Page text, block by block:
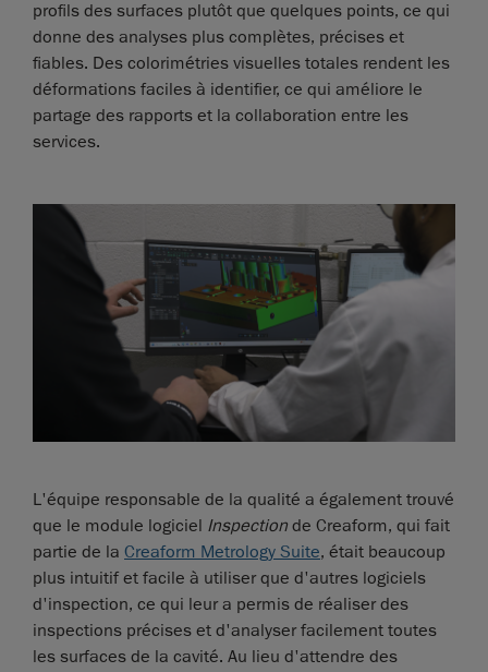
profils des surfaces plutôt que quelques points, ce qui
donne des analyses plus complètes, précises et
fiables. Des colorimétries visuelles totales rendent les
déformations faciles à identifier, ce qui améliore le
partage des rapports et la collaboration entre les
services.
L'équipe responsable de la qualité a également trouvé
que le module logiciel Inspection de Creaform, qui fait
partie de la Creaform Metrology Suite, était beaucoup
plus intuitif et facile à utiliser que d'autres logiciels
d'inspection, ce qui leur a permis de réaliser des
inspections précises et d'analyser facilement toutes
les surfaces de la cavité. Au lieu d'attendre des